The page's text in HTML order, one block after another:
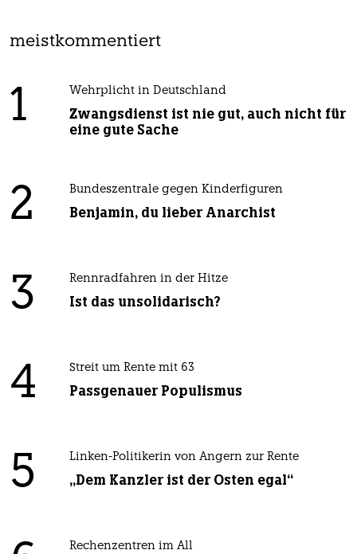
meistkommentiert
1 Wehrplicht in Deutschland
Zwangsdienst ist nie gut, auch nicht für
eine gute Sache
2 Bundeszentrale gegen Kinderfiguren
Benjamin, du lieber Anarchist
3 Rennradfahren in der Hitze
Ist das unsolidarisch?
4 Streit um Rente mit 63
Passgenauer Populismus
5 Linken-Politikerin von Angern zur Rente
„Dem Kanzler ist der Osten egal“
Rechenzentren im All